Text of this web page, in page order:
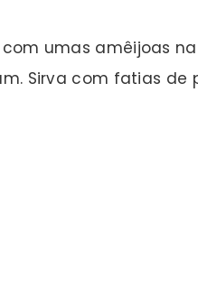
umas amêijoas
Sirva com fatias de